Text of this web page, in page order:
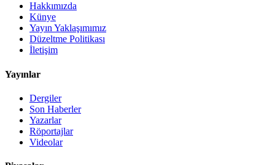
Hakkımızda
Künye
Yayın Yaklaşımımız
Düzeltme Politikası
İletişim
Yayınlar
Dergiler
Son Haberler
Yazarlar
Röportajlar
Videolar